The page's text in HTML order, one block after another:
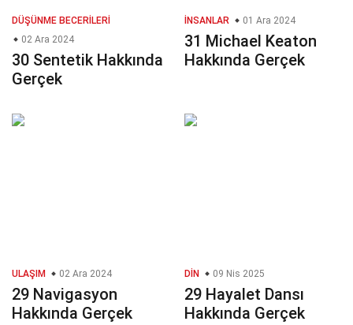
DÜŞÜNME BECERILERI
02 Ara 2024
30 Sentetik Hakkında
Gerçek
İNSANLAR 01 Ara 2024
31 Michael Keaton
Hakkında Gerçek
ULAŞIM 02 Ara 2024
29 Navigasyon
Hakkında Gerçek
DIN 09 Nis 2025
29 Hayalet Dansı
Hakkında Gerçek